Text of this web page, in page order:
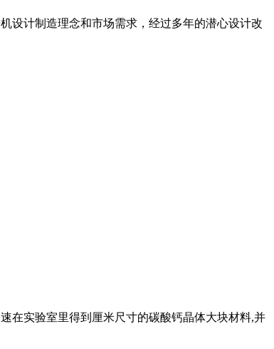
设计制造理念和市场需求，经过多年的潜心设计改
在实验室里得到厘米尺寸的碳酸钙晶体大块材料,并